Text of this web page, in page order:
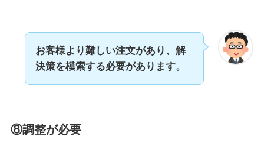
お客様より難しい注文があり、解
決策を模索する必要があります。
⑧調整が必要